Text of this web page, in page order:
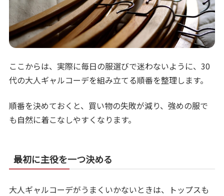
ここからは、実際に毎日の服選びで迷わないように、30
代の大人ギャルコーデを組み立てる順番を整理します。
順番を決めておくと、買い物の失敗が減り、強めの服で
も自然に着こなしやすくなります。
最初に主役を一つ決める
大人ギャルコーデがうまくいかないときは、トップスも